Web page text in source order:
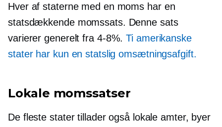
Hver af staterne med en moms har en
statsdækkende momssats. Denne sats
varierer generelt fra 4-8%. Ti amerikanske
stater har kun en statslig omsætningsafgift.
Lokale momssatser
De fleste stater tillader også lokale amter, byer